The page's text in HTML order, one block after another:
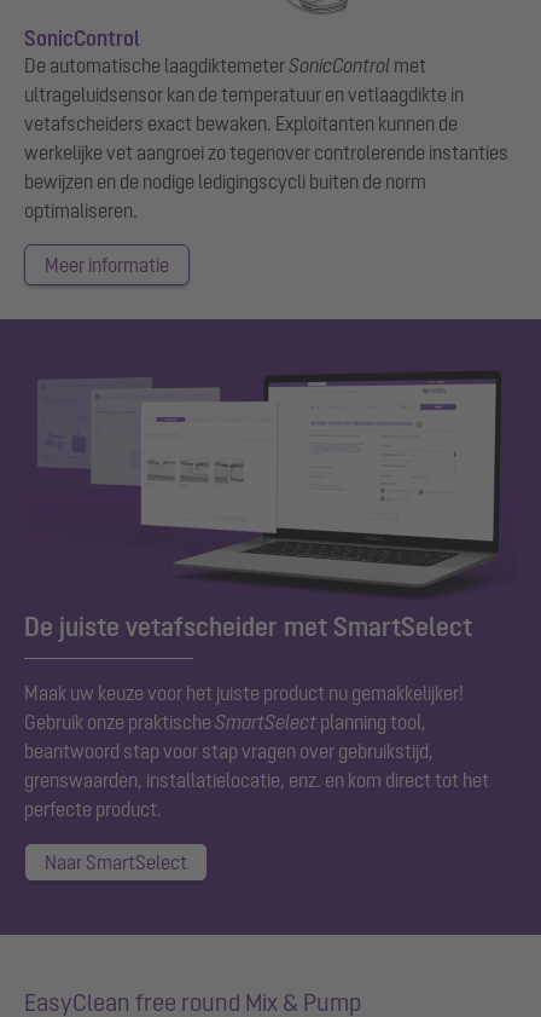
SonicControl
De automatische laagdiktemeterSonicControl met
ultrageluidsensor kan de temperatuur en vetlaagdikte in
vetafscheiders exact bewaken. Exploitanten kunnen de
werkelijke vet aangroei zo tegenover controlerende instanties
bewijzen en de nodige ledigingscycli buiten de norm
optimaliseren.
Meer informatie
De juiste vetafscheider met SmartSelect
Maak uw keuze voor het juiste product nu gemakkelijker!
Gebruik onze praktische SmartSelect planning tool,
beantwoord stap voor stap vragen over gebruikstijd,
grenswaarden, installatielocatie, enz. en kom direct tot het
perfecte product.
Naar SmartSelect
EasyClean free round Mix & Pump